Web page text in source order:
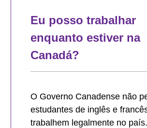
Eu posso trabalhar
enquanto estiver na
Canadá?
O Governo Canadense não
estudantes de inglês e
trabalhem legalmente no